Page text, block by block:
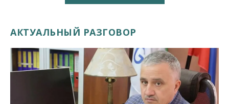
АКТУАЛЬНЫЙ РАЗГОВОР